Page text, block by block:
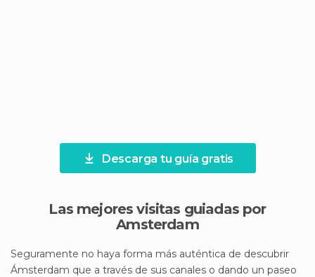
Descarga tu guía gratis
Las mejores visitas guiadas por
Amsterdam
Seguramente no haya forma más auténtica de descubrir
Ámsterdam que a través de sus canales o dando un paseo